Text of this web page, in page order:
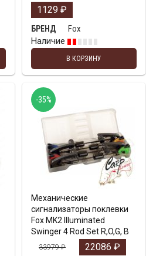
1129 ₽
БРЕНД
Fox
Наличие
В КОРЗИНУ
Механические
сигнализаторы поклевки
Fox MK2 Illuminated
Swinger 4 Rod Set R,O,G, B
33979₽ 22086 ₽
-35%